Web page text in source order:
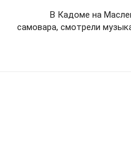
В Кадоме на
самовара, смотрели